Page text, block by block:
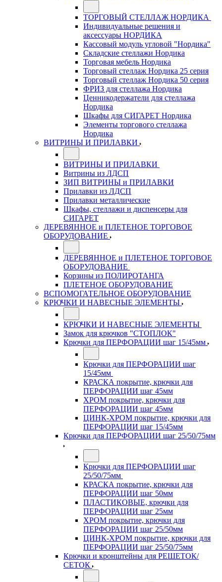
ТОРГОВЫЙ СТЕЛЛАЖ НОРДИКА
Индивидуальные решения и
аксессуары НОРДИКА
Кассовый модуль угловой "Нордика"
Складские стеллажи Нордика
Торговая мебель Нордика
Торговый стеллаж Нордика 25 серия
Торговый стеллаж Нордика 50 серия
ФРИЗ для стеллажа Нордика
Ценникодержатели для стеллажа
Нордика
Шкафы для СИГАРЕТ Нордика
Элементы торгового стеллажа
Нордика
ВИТРИНЫ И ПРИЛАВКИ
ВИТРИНЫ И ПРИЛАВКИ
Витрины из ЛДСП
ЗИП ВИТРИНЫ и ПРИЛАВКИ
Прилавки из ЛДСП
Прилавки металлические
Шкафы, стеллажи и диспенсеры для
СИГАРЕТ
ДЕРЕВЯННОЕ и ПЛЕТЕНОЕ ТОРГОВОЕ
ОБОРУДОВАНИЕ
ДЕРЕВЯННОЕ и ПЛЕТЕНОЕ ТОРГОВОЕ
ОБОРУДОВАНИЕ
Корзины из ПОЛИРОТАНГА
ПЛЕТЕНОЕ ОБОРУДОВАНИЕ
ВСПОМОГАТЕЛЬНОЕ ОБОРУДОВАНИЕ
КРЮЧКИ И НАВЕСНЫЕ ЭЛЕМЕНТЫ
КРЮЧКИ И НАВЕСНЫЕ ЭЛЕМЕНТЫ
Замок для крючков "СТОПЛОК"
Крючки для ПЕРФОРАЦИИ шаг 15/45мм
Крючки для ПЕРФОРАЦИИ шаг
15/45мм
КРАСКА покрытие, крючки для
ПЕРФОРАЦИИ шаг 45мм
ХРОМ покрытие, крючки для
ПЕРФОРАЦИИ шаг 45мм
ЦИНК-ХРОМ покрытие, крючки для
ПЕРФОРАЦИИ шаг 15/45мм
Крючки для ПЕРФОРАЦИИ шаг 25/50/75мм
Крючки для ПЕРФОРАЦИИ шаг
25/50/75мм
КРАСКА покрытие, крючки для
ПЕРФОРАЦИИ шаг 50мм
ПЛАСТИКОВЫЕ, крючки для
ПЕРФОРАЦИИ шаг 25мм
ХРОМ покрытие, крючки для
ПЕРФОРАЦИИ шаг 25/50мм
ЦИНК-ХРОМ покрытие, крючки для
ПЕРФОРАЦИИ шаг 25/50/75мм
Крючки и кронштейны для РЕШЕТОК/
СЕТОК